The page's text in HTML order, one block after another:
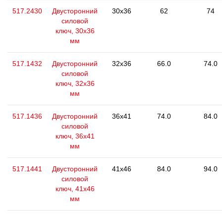
517.2430
Двусторонний
силовой
ключ, 30x36
мм
30x36 62 74
517.1432
Двусторонний
силовой
ключ, 32x36
мм
32x36 66.0 74.0
517.1436
Двусторонний
силовой
ключ, 36х41
мм
36x41 74.0 84.0
517.1441
Двусторонний
силовой
ключ, 41x46
мм
41x46 84.0 94.0